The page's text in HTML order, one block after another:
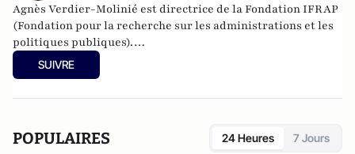
Agnès Verdier-Molinié est directrice de la FondationIFRAP
(Fondation pour la recherche sur les administrations et les
politiques publiques).
Bertrand Nouel et Gatien Bon sont chercheurs à la Fondation
SUIVRE
POPULAIRES 24 Heures 7 Jours